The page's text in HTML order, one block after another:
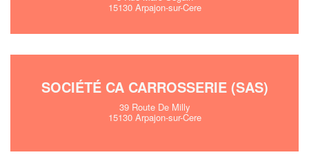
15130 Arpajon-sur-Cere
SOCIÉTÉ CA CARROSSERIE (SAS)
39 Route De Milly
15130 Arpajon-sur-Cere